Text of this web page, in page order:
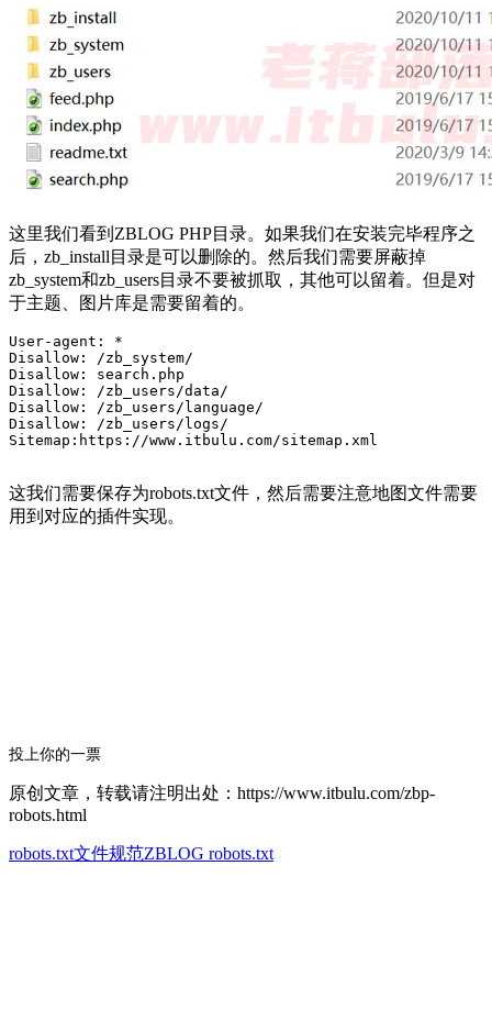
这里我们看到ZBLOG PHP目录。如果我们在安装完毕程序之
后，zb_install目录是可以删除的。然后我们需要屏蔽掉
zb_system和zb_users目录不要被抓取，其他可以留着。但是对
于主题、图片库是需要留着的。
User-agent: *
Disallow: /zb_system/
Disallow: search.php
Disallow: /zb_users/data/
Disallow: /zb_users/language/
Disallow: /zb_users/logs/
Sitemap:https://www.itbulu.com/sitemap.xml
这我们需要保存为robots.txt文件，然后需要注意地图文件需要
用到对应的插件实现。
投上你的一票
原创文章，转载请注明出处：https://www.itbulu.com/zbp-
robots.html
robots.txt文件规范ZBLOG robots.txt